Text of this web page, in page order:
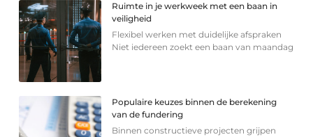
Ruimte in je werkweek met een baan in
veiligheid
Flexibel werken met duidelijke afspraken
Niet iedereen zoekt een baan van maandag
Populaire keuzes binnen de berekening
van de fundering
Binnen constructieve projecten grijpen